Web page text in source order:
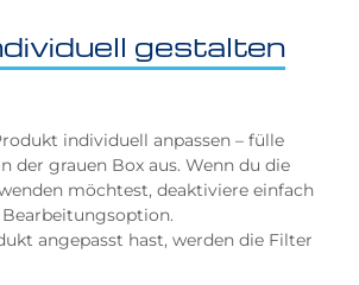
gestalten
individuell anpassen – fülle
der grauen Box aus. Wenn du die
möchtest, deaktiviere einfach
angepasst hast, werden die Filter